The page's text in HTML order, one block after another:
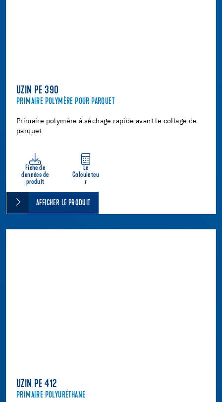
UZIN PE 390
PRIMAIRE POLYMÈRE POUR PARQUET
Primaire polymère à séchage rapide avant le collage de
parquet
Fiche de
données de
produit
Le
Calculateu
r
AFFICHER LE PRODUIT
UZIN PE 412
PRIMAIRE POLYURÉTHANE